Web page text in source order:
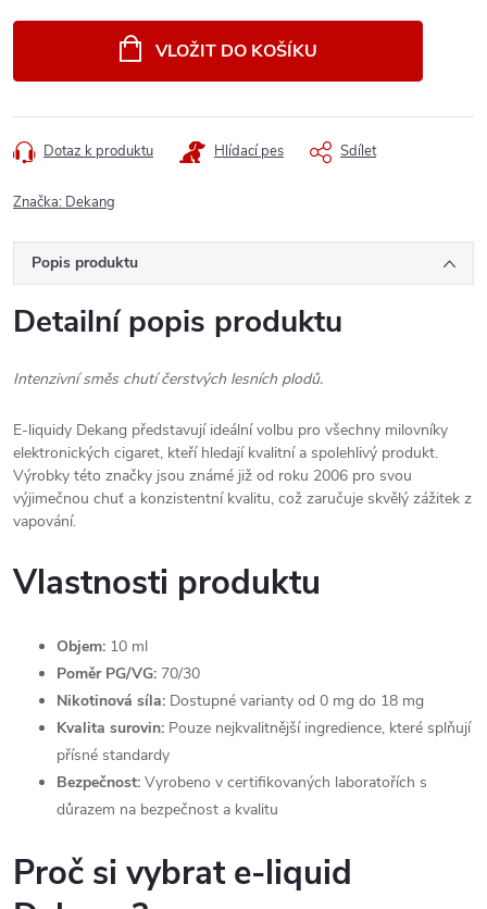
VLOŽIT DO KOŠÍKU
Dotaz k produktu Hlídací pes Sdílet
Značka: Dekang
Popis produktu
Detailní popis produktu
Intenzivní směs chutí čerstvých lesních plodů.
E-liquidy Dekang představují ideální volbu pro všechny milovníky
elektronických cigaret, kteří hledají kvalitní a spolehlivý produkt.
Výrobky této značky jsou známé již od roku 2006 pro svou
výjimečnou chuť a konzistentní kvalitu, což zaručuje skvělý zážitek z
vapování.
Vlastnosti produktu
Objem: 10 ml
Poměr PG/VG: 70/30
Nikotinová síla: Dostupné varianty od 0 mg do 18 mg
Kvalita surovin: Pouze nejkvalitnější ingredience, které splňují
přísné standardy
Bezpečnost: Vyrobeno v certifikovaných laboratořích s
důrazem na bezpečnost a kvalitu
Proč si vybrat e-liquid